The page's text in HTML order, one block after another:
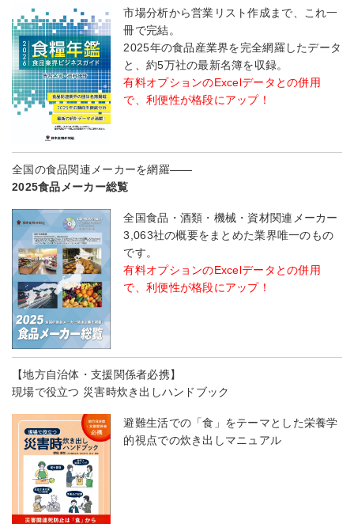
市場分析から営業リスト作成まで、これ一
冊で完結。
2025年の食品産業界を完全網羅したデータ
と、約5万社の最新名簿を収録。
有料オプションのExcelデータとの併用
で、利便性が格段にアップ！
全国の食品関連メーカーを網羅――
2025食品メーカー総覧
全国食品・酒類・機械・資材関連メーカー
3,063社の概要をまとめた業界唯一のもの
です。
有料オプションのExcelデータとの併用
で、利便性が格段にアップ！
【地方自治体・支援関係者必携】
現場で役立つ 災害時炊き出しハンドブック
避難生活での「食」をテーマとした栄養学
的視点での炊き出しマニュアル